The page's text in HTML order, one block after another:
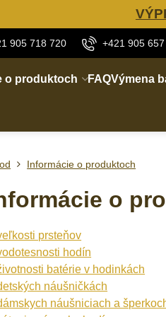
905 718 720 +421 905
o produktoch FAQVýmena
Informácie o produktoch
o
prsteňov
hodín
batérie v hodinkách
náušničkách
náušniciach a